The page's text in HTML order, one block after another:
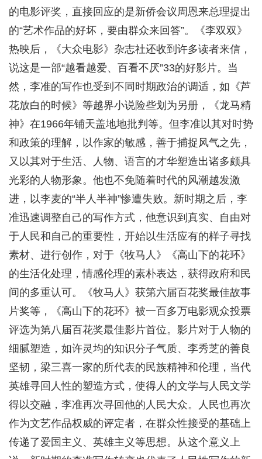
的电影评奖，直接回应的是新侨会议周恩来总理提出
的“艺术作品的好坏，要由群众来回答”。《李双双》
热映后，《大众电影》杂志社还收到许多读者来信，
说这是一部“越看越爱、百看不厌”33的好影片。当
然，李准的写作也受到不同时期政治的调适，如《芦
花放白的时候》等越界小说险些划为另册，《龙马精
神》在1966年铺天盖地地批判等。但李准以其对时势
和政策的理解，以作家的敏感，善于捕捉风气之先，
又以其对于生活、人物、语言的才华塑造出诸多颇具
光彩的人物形象。他也不免随着时代的风潮越发激
进，以李麦的“半人半神”惨遭失败。新时期之后，李
准迅速调整自己的写作方式，他意识到真实、自由对
于人民和自己的重要性，开始以生活应有的样子寻找
素材、进行创作，对于《牧马人》《高山下的花环》
的生活化处理，情感伦理的素朴表达，获得政府和民
间的多重认可。《牧马人》获第六届百花奖最佳故事
片奖等，《高山下的花环》被一百多万电影观众投票
评选为第八届百花奖最佳影片首位。影片对于人物的
细腻塑造，如许灵均的知识分子气质、李秀芝的善良
坚韧，梁三喜一家的所代表的民族精神和伦理，当代
英雄寻回人性的塑造方式，使得人的文学与人民文学
得以交融，李准再次寻回他的人民大众。人民也再次
作为文艺作品权威的评定者，在群众性接受的基础上
传递了爱国主义、英雄主义等思想。从这个意义上